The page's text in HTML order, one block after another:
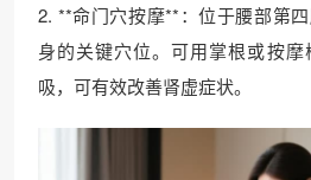
2. **命门穴按摩**：位于腰部第
身的关键穴位。可用掌根或按
吸，可有效改善肾虚症状。